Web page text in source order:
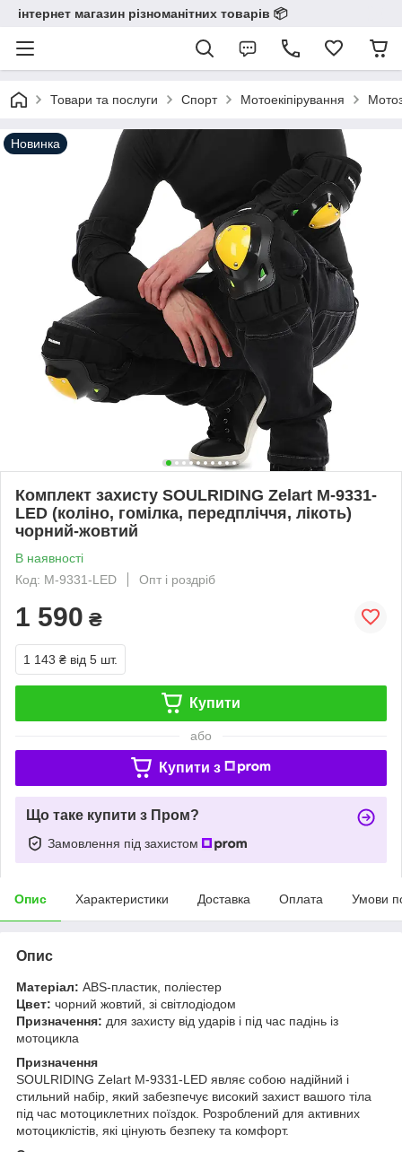
інтернет магазин різноманітних товарів 📦️️️️️️
Товари та послуги Спорт Мотоекіпірування
Новинка
Комплект захисту SOULRIDING Zelart M-9331-
LED (коліно, гомілка, передпліччя, лікоть)
чорний-жовтий
В наявності
Код: M-9331-LED
Опт і роздріб
1 590 ₴
1 143 ₴ від 5 шт.
Купити
або
Купити з
Що таке купити з Пром?
Замовлення під захистом
Опис Характеристики Доставка Оплата Умови
Опис
Матеріал: ABS-пластик, поліестер
Цвет: чорний жовтий, зі світлодіодом
Призначення: для захисту від ударів і під час падінь із
мотоцикла
Призначення
SOULRIDING Zelart M-9331-LED являє собою надійний і
стильний набір, який забезпечує високий захист вашого тіла
під час мотоциклетних поїздок. Розроблений для активних
мотоциклістів, які цінують безпеку та комфорт.